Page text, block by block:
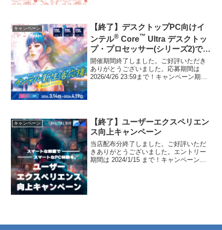
キャンペーン
【終了】デスクトップPC向けイ
ンテル® Core™ Ultra デスクトッ
プ・プロセッサー(シリーズ2)では
じめる
インテル新生活応援キャンペーン
開催期間終了しました。ご好評いただき
ありがとうございました。応募期間は
2026/4/26 23:59まで！キャンペーン期間
キャンペーン
【終了】ユーザーエクスペリエン
ス向上キャンペーン
当店配布分終了しました。ご好評いただ
きありがとうございました。エントリー
期間は 2024/1/15 まで！キャンペーン期